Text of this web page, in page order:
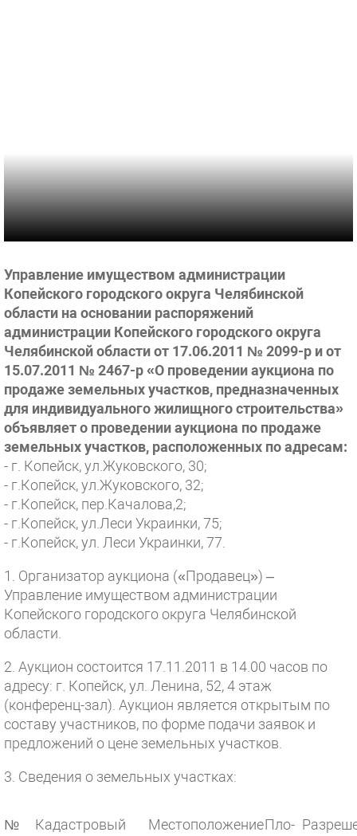
Управление имуществом администрации
Копейского городского округа Челябинской
области на основании распоряжений
администрации Копейского городского округа
Челябинской области от 17.06.2011 № 2099-р и от
15.07.2011 № 2467-р «О проведении аукциона по
продаже земельных участков, предназначенных
для индивидуального жилищного строительства»
объявляет о проведении аукциона по продаже
земельных участков, расположенных по адресам:
- г. Копейск, ул.Жуковского, 30;
- г.Копейск, ул.Жуковского, 32;
- г.Копейск, пер.Качалова,2;
- г.Копейск, ул.Леси Украинки, 75;
- г.Копейск, ул. Леси Украинки, 77.
1. Организатор аукциона («Продавец») –
Управление имуществом администрации
Копейского городского округа Челябинской
области.
2. Аукцион состоится 17.11.2011 в 14.00 часов по
адресу: г. Копейск, ул. Ленина, 52, 4 этаж
(конференц-зал). Аукцион является открытым по
составу участников, по форме подачи заявок и
предложений о цене земельных участков.
3. Сведения о земельных участках:
№
Кадастровый
МестоположениеПло-